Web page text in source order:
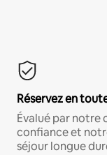
Réservez en
Évalué par notre
confiance et
séjour longue